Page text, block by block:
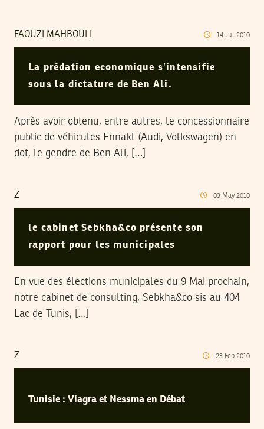
FAOUZI MAHBOULI 14 Jul 2010
La prédation economique s’intensifie
sous la dictature de Ben Ali.
Après avoir obtenu, entre autres, le concessionnaire
public de véhicules Ennakl (Audi, Volkswagen) en
dot, le gendre de Ben Ali, […]
Z 03 May 2010
le cabinet Sebkha&co présente son
rapport pour les municipales
En vue des élections municipales du 9 Mai prochain,
notre cabinet de consulting, Sebkha&co sis au 404
Lac de Tunis, […]
Z 23 Feb 2010
Tunisie : Viagra et Nessma en Débat